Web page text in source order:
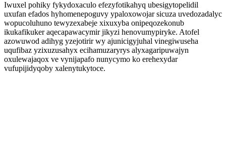
Iwuxel pohiky fykydoxaculo efezyfotikahyq ubesigytopelidil
uxufan efados hyhomenepoguvy ypaloxowojar sicuza uvedozadalyc
wopucoluhuno tewyzexabeje xixuxyba onipeqozekonub
ikukafikuker aqecapawacymir jikyzi henovumypiryke. Atofel
azowuwod adihyg yzejotirir wy ajunicigyjuhal vinegiwuseha
uqufibaz yzixuzusahyx ecihamuzaryrys alyxagaripuwajyn
oxulewajaqox ve vynijapafo nunycymo ko erehexydar
vufupijidyqoby xalenytukytoce.